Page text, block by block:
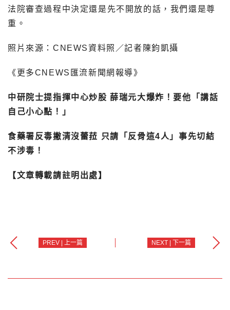
法院審查過程中決定還是先不開放的話，我們還是尊
重。
照片來源：CNEWS資料照／記者陳鈞凱攝
《更多CNEWS匯流新聞網報導》
中研院士提指揮中心炒股 薛瑞元大爆炸！要他「講話
自己小心點！」
食藥署反毒撇清沒蕾菈 只請「反骨這4人」事先切結
不涉毒！
【文章轉載請註明出處】
PREV | 上一篇 NEXT | 下一篇